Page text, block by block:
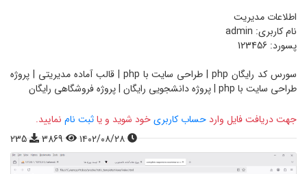
اطلاعات مدیریت
نام کاربری: admin
پسورد: 123456
سورس کد رایگان php | طراحی سایت با php | قالب آماده مدیریتی | پروژه
طراحی سایت با php | پروژه دانشجویی رایگان | پروژه فروشگاهی رایگان
جهت دریافت فایل وارد حساب کاربریخود شوید و یاثبت نام نمایید.
۱۴۰۲/۰۸/۲۸
3869
235